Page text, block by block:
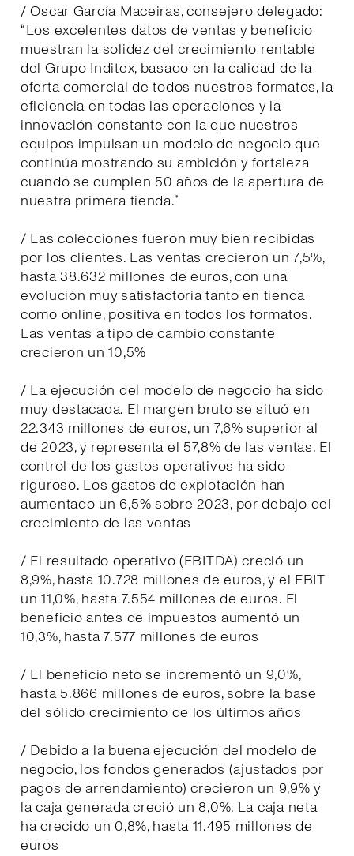
/ Oscar García Maceiras, consejero delegado:
“Los excelentes datos de ventas y beneficio
muestran la solidez del crecimiento rentable
del Grupo Inditex, basado en la calidad de la
oferta comercial de todos nuestros formatos, la
eficiencia en todas las operaciones y la
innovación constante con la que nuestros
equipos impulsan un modelo de negocio que
continúa mostrando su ambición y fortaleza
cuando se cumplen 50 años de la apertura de
nuestra primera tienda.”
/ Las colecciones fueron muy bien recibidas
por los clientes. Las ventas crecieron un 7,5%,
hasta 38.632 millones de euros, con una
evolución muy satisfactoria tanto en tienda
como online, positiva en todos los formatos.
Las ventas a tipo de cambio constante
crecieron un 10,5%
/ La ejecución del modelo de negocio ha sido
muy destacada. El margen bruto se situó en
22.343 millones de euros, un 7,6% superior al
de 2023, y representa el 57,8% de las ventas. El
control de los gastos operativos ha sido
riguroso. Los gastos de explotación han
aumentado un 6,5% sobre 2023, por debajo del
crecimiento de las ventas
/ El resultado operativo (EBITDA) creció un
8,9%, hasta 10.728 millones de euros, y el EBIT
un 11,0%, hasta 7.554 millones de euros. El
beneficio antes de impuestos aumentó un
10,3%, hasta 7.577 millones de euros
/ El beneficio neto se incrementó un 9,0%,
hasta 5.866 millones de euros, sobre la base
del sólido crecimiento de los últimos años
/ Debido a la buena ejecución del modelo de
negocio, los fondos generados (ajustados por
pagos de arrendamiento) crecieron un 9,9% y
la caja generada creció un 8,0%. La caja neta
ha crecido un 0,8%, hasta 11.495 millones de
euros